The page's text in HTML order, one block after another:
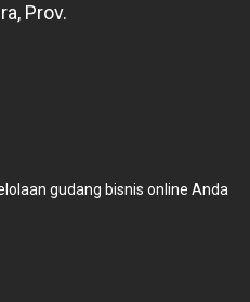
Prov.
gudang bisnis online Anda